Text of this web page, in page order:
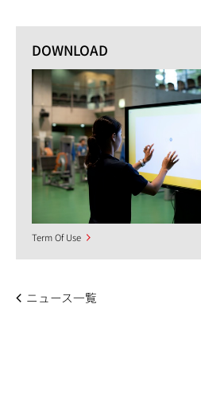
DOWNLOAD
Term Of Use
ニュース一覧